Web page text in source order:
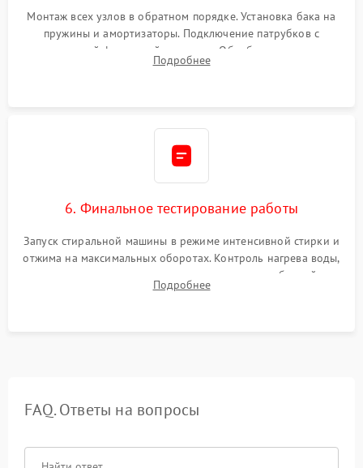
Монтаж всех узлов в обратном порядке. Установка бака на
пружины и амортизаторы. Подключение патрубков с
надежной фиксацией хомутами. Обработка стыков
герметиком для предотвращения возможных протечек воды.
Подробнее
6. Финальное тестирование работы
Запуск стиральной машины в режиме интенсивной стирки и
отжима на максимальных оборотах. Контроль нагрева воды,
корректности слива, отсутствия излишних вибраций,
посторонних стуков и протечек под корпусом.
Подробнее
FAQ. Ответы на вопросы